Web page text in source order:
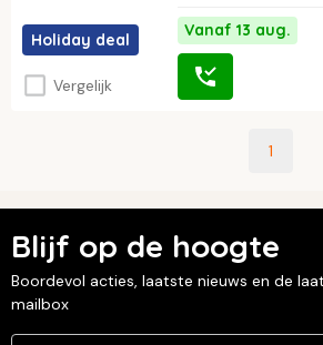
Holiday deal
Vergelijk
Vanaf 13 aug.
1
Blijf op de hoogte
Boordevol acties, laatste nieuws en de
mailbox